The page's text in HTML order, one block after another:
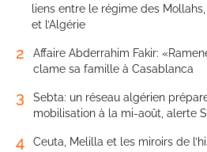
liens entre le régime des
et l’Algérie
2
Affaire Abderrahim Fakir:
clame sa famille à Casablanca
3
Sebta: un réseau algérien
mobilisation à la mi-août, alerte
4 Ceuta, Melilla et les miroirs de